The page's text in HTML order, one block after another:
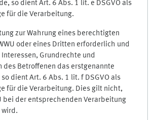
so dient Art. 6 Abs. 1 lit. e DSGVO als
für die Verarbeitung.
zur Wahrung eines berechtigten
oder eines Dritten erforderlich und
Grundrechte und
des Betroffenen das erstgenannte
dient Art. 6 Abs. 1 lit. f DSGVO als
für die Verarbeitung. Dies gilt nicht,
bei der entsprechenden Verarbeitung